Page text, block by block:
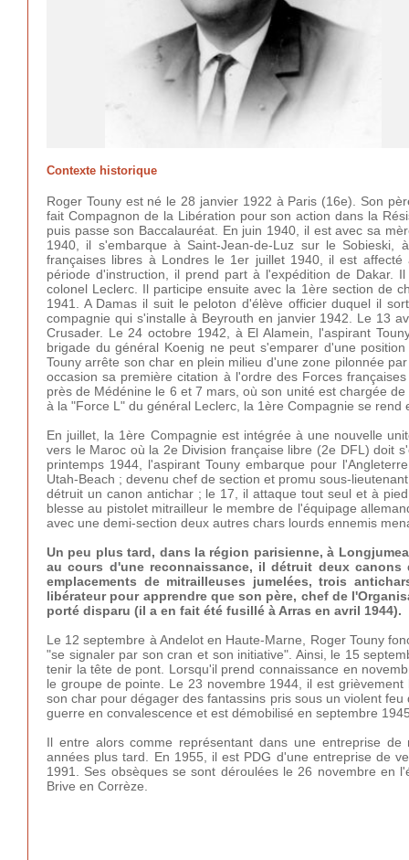
Contexte historique
Roger Touny est né le 28 janvier 1922 à Paris (16e). Son
fait Compagnon de la Libération pour son action dans la
puis passe son Baccalauréat. En juin 1940, il est avec sa
1940, il s'embarque à Saint-Jean-de-Luz sur le Sobieski,
françaises libres à Londres le 1er juillet 1940, il est
période d'instruction, il prend part à l'expédition de Dakar.
colonel Leclerc. Il participe ensuite avec la 1ère section de
1941. A Damas il suit le peloton d'élève officier duquel il
compagnie qui s'installe à Beyrouth en janvier 1942. Le 13
Crusader. Le 24 octobre 1942, à El Alamein, l'aspirant
brigade du général Koenig ne peut s'emparer d'une
Touny arrête son char en plein milieu d'une zone pilonnée
occasion sa première citation à l'ordre des Forces
près de Médénine le 6 et 7 mars, où son unité est chargée
à la "Force L" du général Leclerc, la 1ère Compagnie se rend
En juillet, la 1ère Compagnie est intégrée à une nouvelle
vers le Maroc où la 2e Division française libre (2e DFL) doit
printemps 1944, l'aspirant Touny embarque pour
Utah-Beach ; devenu chef de section et promu sous-
détruit un canon antichar ; le 17, il attaque tout seul et à
blesse au pistolet mitrailleur le membre de l'équipage
avec une demi-section deux autres chars lourds ennemis
Un peu plus tard, dans la région parisienne, à
au cours d'une reconnaissance, il détruit deux
emplacements de mitrailleuses jumelées, trois
libérateur pour apprendre que son père, chef de
porté disparu (il a en fait été fusillé à Arras en avril 1944).
Le 12 septembre à Andelot en Haute-Marne, Roger Touny
"se signaler par son cran et son initiative". Ainsi, le 15
tenir la tête de pont. Lorsqu'il prend connaissance en
le groupe de pointe. Le 23 novembre 1944, il est
son char pour dégager des fantassins pris sous un violent
guerre en convalescence et est démobilisé en septembre
Il entre alors comme représentant dans une entreprise
années plus tard. En 1955, il est PDG d'une entreprise de
1991. Ses obsèques se sont déroulées le 26 novembre en
Brive en Corrèze.